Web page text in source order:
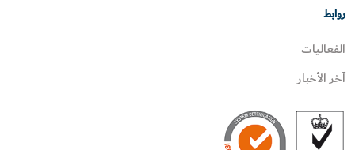
روابط
الفعاليات
آخر الأخبار